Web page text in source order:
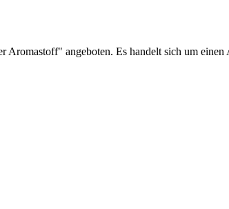
angeboten. Es handelt sich um